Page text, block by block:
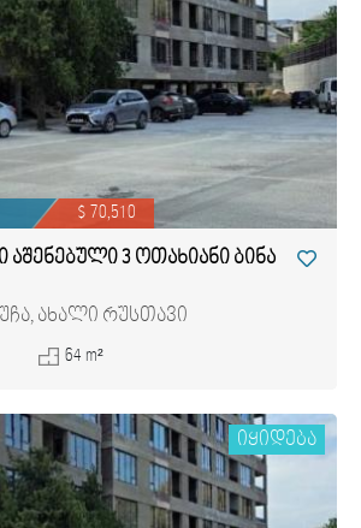
$ 70,510
აშენებული 3 ოთახიანი ბინა
ახალი რუსთავი
64 m²
იყიდება